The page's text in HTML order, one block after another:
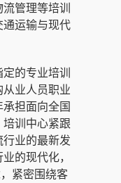
管理等培训
运输与现代
的专业培训
业人员职业
担面向全国
训中心紧跟
业的最新发
的现代化，
紧密围绕客